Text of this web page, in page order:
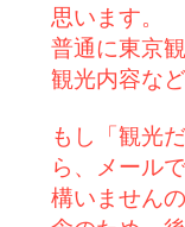
思います。
普通に東京
観光内容な
もし「観光
ら、メール
構いません